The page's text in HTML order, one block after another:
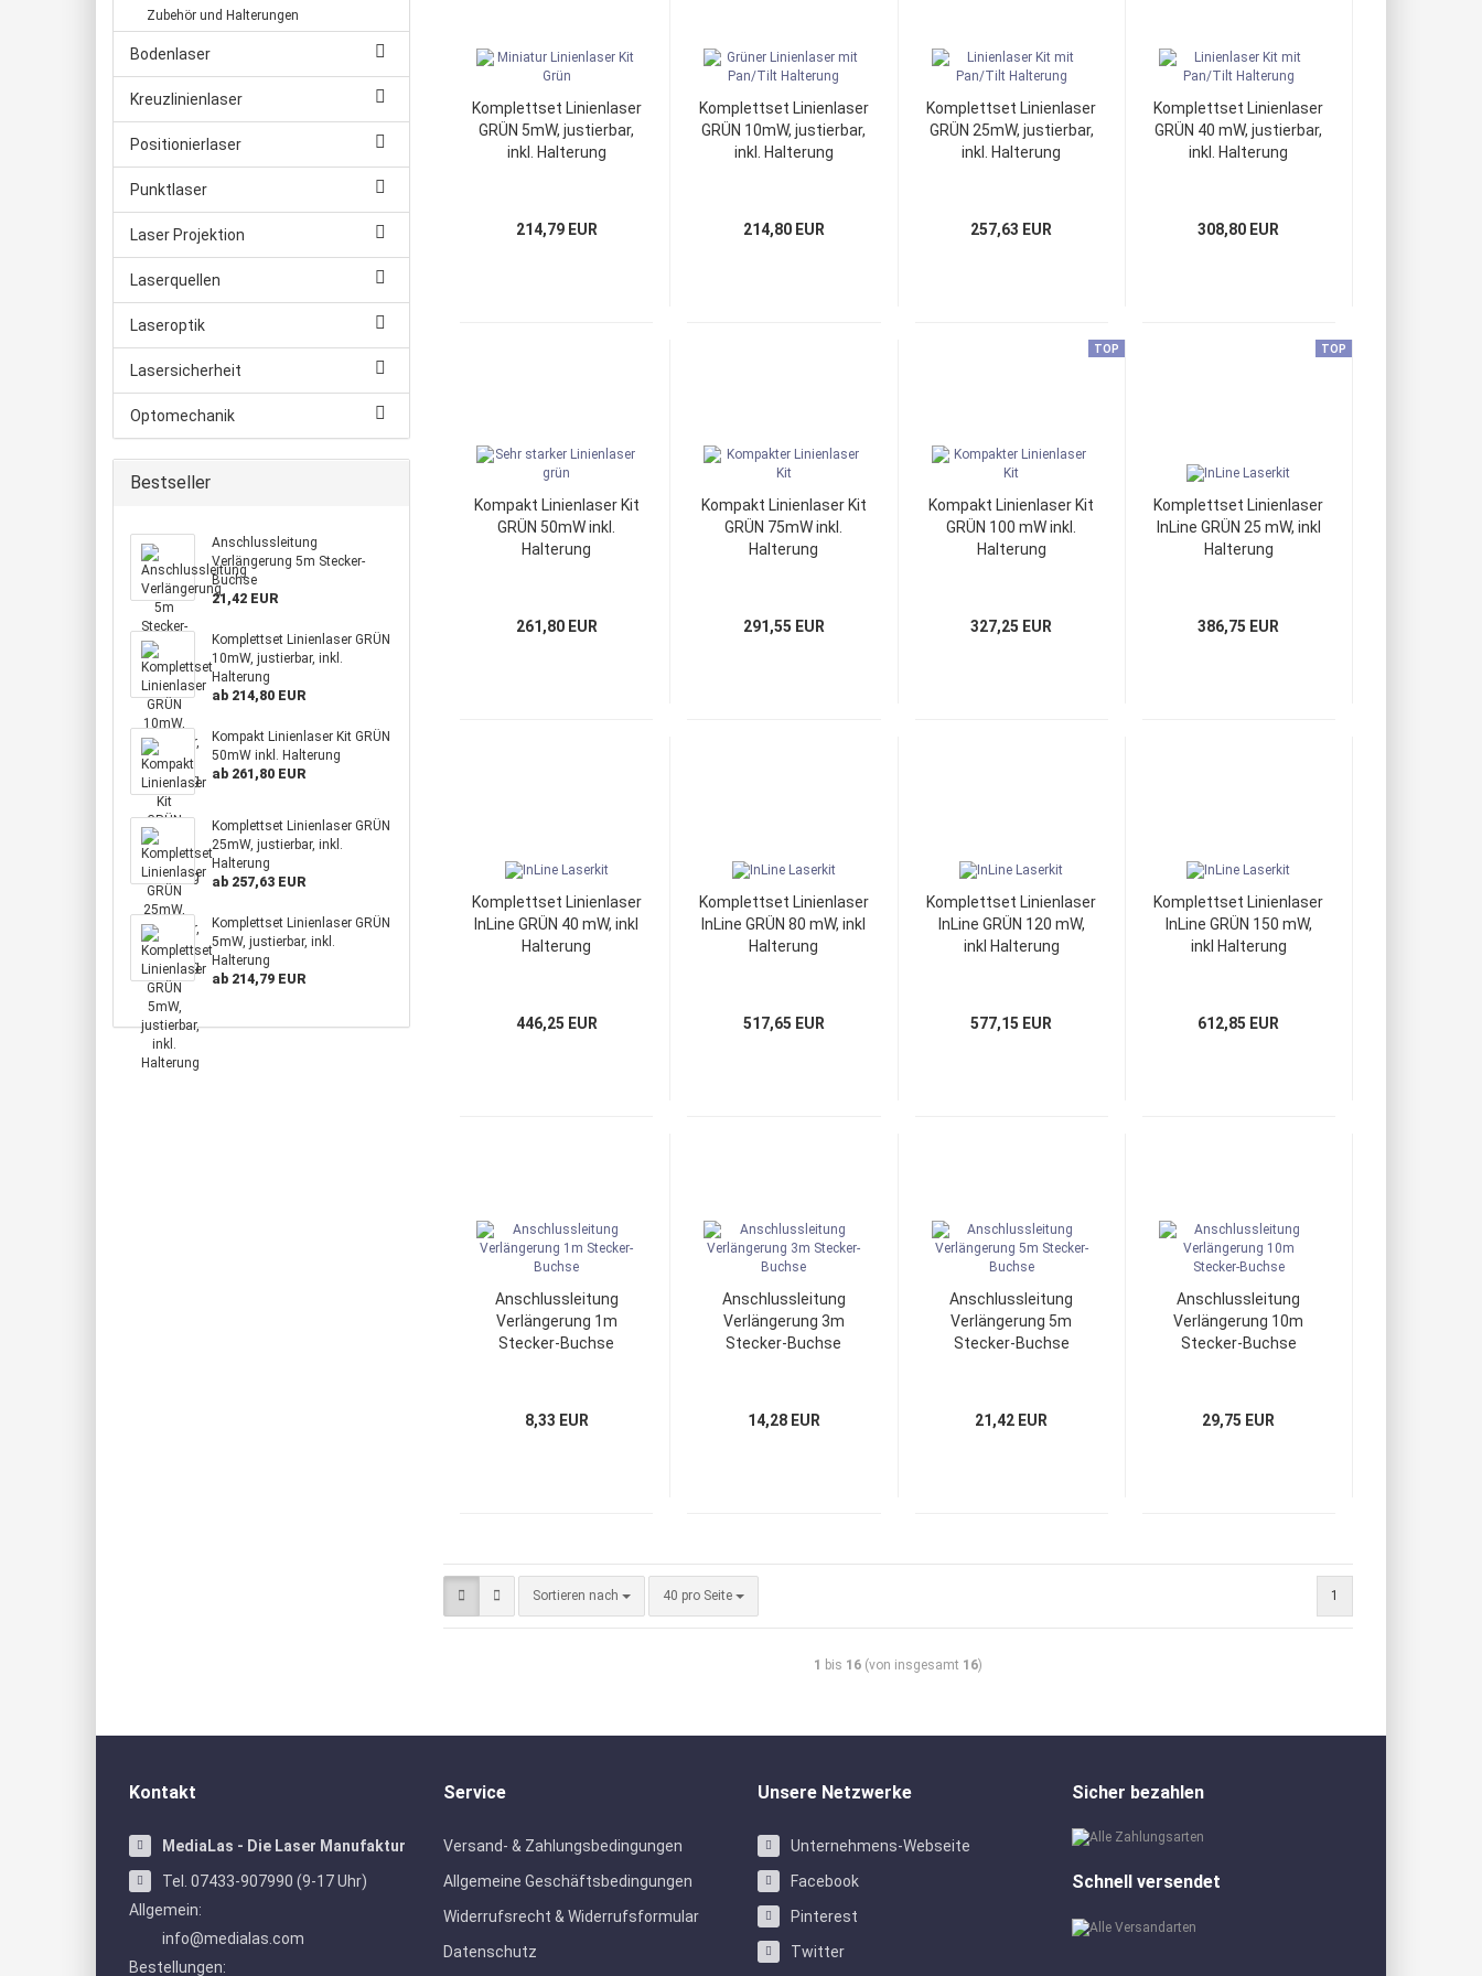
Grüne Linienlaser Module
Blaue Linienlaser Module
Grüne Kreuzlaser Module
Blaue Kreuzlaser Module
Infrarot IR Laser Module
Komplettset Linienlaser
GRÜN 5mW, justierbar,
inkl. Halterung
214,79 EUR
Komplettset Linienlaser
GRÜN 10mW, justierbar,
inkl. Halterung
214,80 EUR
Komplettset Linienlaser
GRÜN 25mW, justierbar,
inkl. Halterung
257,63 EUR
Komplettset Linienlaser
GRÜN 40 mW, justierbar,
inkl. Halterung
308,80 EUR
Kompakt Linienlaser Kit
GRÜN 50mW inkl.
Halterung
261,80 EUR
Kompakt Linienlaser Kit
GRÜN 75mW inkl.
Halterung
291,55 EUR
TOP
Kompakt Linienlaser Kit
GRÜN 100 mW inkl.
Halterung
327,25 EUR
TOP
Komplettset Linienlaser
InLine GRÜN 25 mW, inkl
Halterung
386,75 EUR
Komplettset Linienlaser
InLine GRÜN 40 mW, inkl
Halterung
446,25 EUR
Komplettset Linienlaser
InLine GRÜN 80 mW, inkl
Halterung
517,65 EUR
Komplettset Linienlaser
InLine GRÜN 120 mW,
inkl Halterung
577,15 EUR
Komplettset Linienlaser
InLine GRÜN 150 mW,
inkl Halterung
612,85 EUR
Anschlussleitung
Verlängerung 1m
Stecker-Buchse
8,33 EUR
Anschlussleitung
Verlängerung 3m
Stecker-Buchse
14,28 EUR
Anschlussleitung
Verlängerung 5m
Stecker-Buchse
21,42 EUR
Anschlussleitung
Verlängerung 10m
Stecker-Buchse
29,75 EUR
Sortieren nach 40 pro Seite 1
1 bis 16 (von insgesamt 16)
Zubehör und Halterungen
Bodenlaser
Kreuzlinienlaser
Positionierlaser
Punktlaser
Laser Projektion
Laserquellen
Laseroptik
Lasersicherheit
Optomechanik
Bestseller
Anschlussleitung
Verlängerung 5m Stecker-
Buchse
21,42 EUR
Komplettset Linienlaser GRÜN
10mW, justierbar, inkl.
Halterung
ab 214,80 EUR
Kompakt Linienlaser Kit GRÜN
50mW inkl. Halterung
ab 261,80 EUR
Komplettset Linienlaser GRÜN
25mW, justierbar, inkl.
Halterung
ab 257,63 EUR
Komplettset Linienlaser GRÜN
5mW, justierbar, inkl.
Halterung
ab 214,79 EUR
Kontakt
MediaLas - Die Laser Manufaktur
Tel. 07433-907990 (9-17 Uhr)
Allgemein:
info@medialas.com
Bestellungen:
Service
Versand- & Zahlungsbedingungen
Allgemeine Geschäftsbedingungen
Widerrufsrecht & Widerrufsformular
Datenschutz
Unsere Netzwerke
Unternehmens-Webseite
Facebook
Pinterest
Twitter
Sicher bezahlen
Schnell versendet